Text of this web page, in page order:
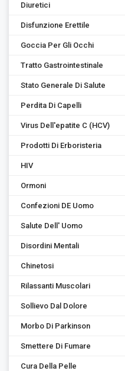
Diuretici
Disfunzione Erettile
Goccia Per Gli Occhi
Tratto Gastrointestinale
Stato Generale Di Salute
Perdita Di Capelli
Virus Dell'epatite C (HCV)
Prodotti Di Erboristeria
HIV
Ormoni
Confezioni DE Uomo
Salute Dell' Uomo
Disordini Mentali
Chinetosi
Rilassanti Muscolari
Sollievo Dal Dolore
Morbo Di Parkinson
Smettere Di Fumare
Cura Della Pelle